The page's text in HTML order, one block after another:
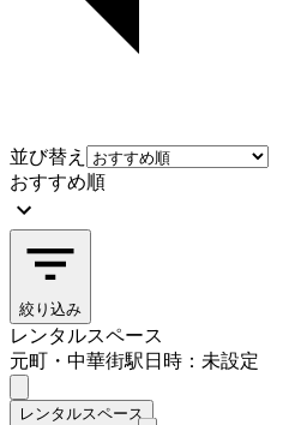
並び替え
おすすめ順
絞り込み
レンタルスペース
元町・中華街駅日時：未設定
レンタルスペース